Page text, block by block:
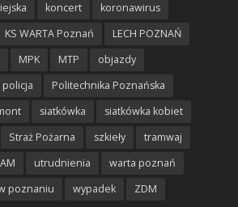
koncert
koronawirus
KS WARTA Poznań
LECH POZNAŃ
MPK MTP
objazdy
policja
Politechnika Poznańska
siatkówka
siatkówka kobiet
Straż Pożarna szkieły
tramwaj
utrudnienia
warta poznań
poznaniu wypadek
ZDM